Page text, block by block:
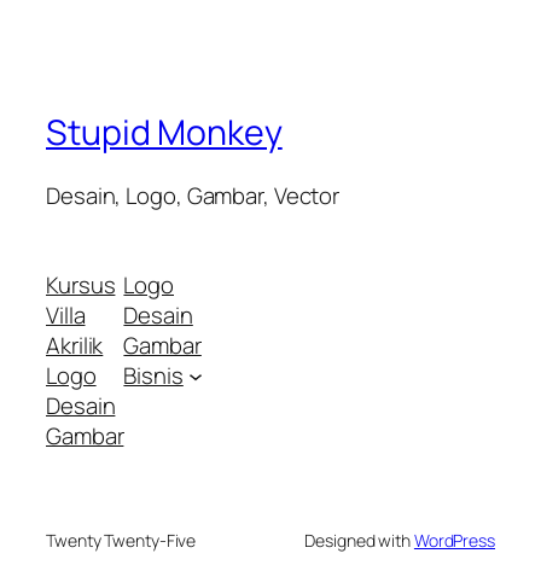
Stupid Monkey
Desain, Logo, Gambar, Vector
Kursus
Villa
Akrilik
Logo
Desain
Gambar
Logo
Desain
Gambar
Bisnis
Twenty Twenty-Five Designed withWordPress